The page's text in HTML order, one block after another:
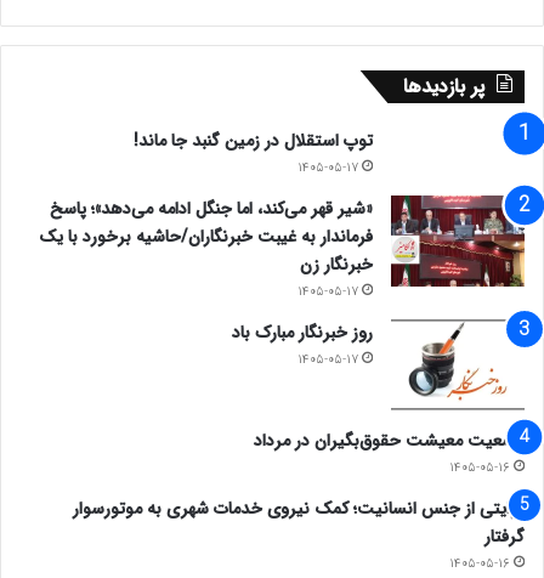
پر بازدیدها
توپ استقلال در زمین گنبد جا ماند!
۱۴۰۵-۰۵-۱۷
«شیر قهر می‌کند، اما جنگل ادامه می‌دهد»؛ پاسخ
فرماندار به غیبت خبرنگاران/حاشیه برخورد با یک
خبرنگار زن
۱۴۰۵-۰۵-۱۷
روز خبرنگار مبارک باد
۱۴۰۵-۰۵-۱۷
وضعیت معیشت حقوق‌بگیران در مرداد
۱۴۰۵-۰۵-۱۶
روایتی از جنس انسانیت؛ کمک نیروی خدمات شهری به موتورسوار
گرفتار
۱۴۰۵-۰۵-۱۶